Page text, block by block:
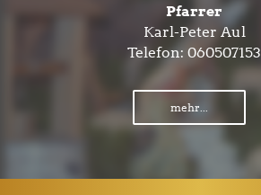
Pfarrer
Karl-Peter Aul
Telefon: 060507153
mehr...